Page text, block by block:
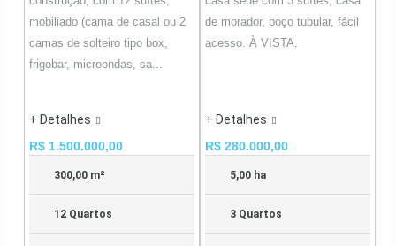
mobiliado (cama de casal ou 2
camas de solteiro tipo box,
frigobar, microondas, sa...
+ Detalhes
R$ 1.500.000,00
300,00 m²
12 Quartos
de morador, poço tubular, fácil
acesso. À VISTA.
+ Detalhes
R$ 280.000,00
5,00 ha
3 Quartos